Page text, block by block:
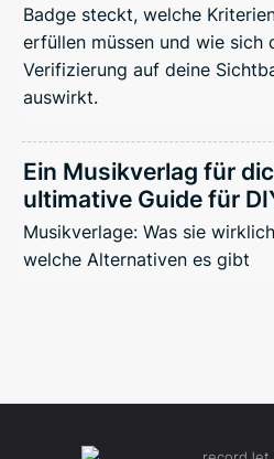
Badge steckt, welche
erfüllen müssen und wie sich
Verifizierung auf deine
auswirkt.
Ein Musikverlag für
ultimative Guide für
Musikverlage: Was sie
welche Alternativen es gibt